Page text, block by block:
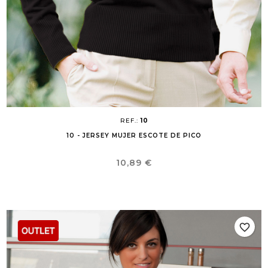
REF.:10
10 - JERSEY MUJER ESCOTE DE PICO
Precio
10,89 €
favorite_border